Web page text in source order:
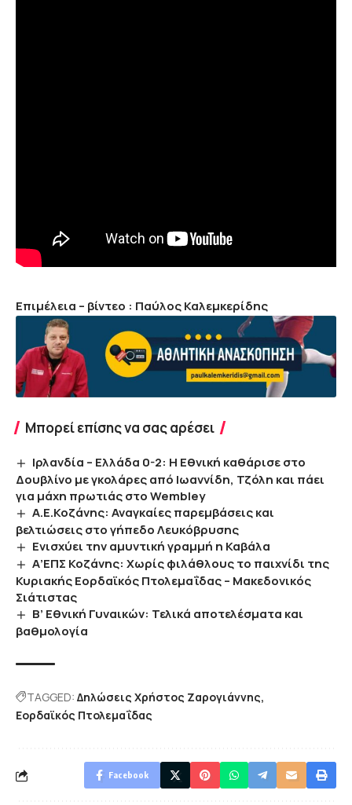
Επιμέλεια – βίντεο : Παύλος Καλεμκερίδης
Μπορεί επίσης να σας αρέσει
Ιρλανδία – Ελλάδα 0-2: Η Εθνική καθάρισε στο
Δουβλίνο με γκολάρες από Ιωαννίδη, Τζόλη και πάει
για μάχη πρωτιάς στο Wembley
Α.Ε.Κοζάνης: Αναγκαίες παρεμβάσεις και
βελτιώσεις στο γήπεδο Λευκόβρυσης
Ενισχύει την αμυντική γραμμή η Καβάλα
Α’ΕΠΣ Κοζάνης: Χωρίς φιλάθλους το παιχνίδι της
Κυριακής Εορδαϊκός Πτολεμαΐδας – Μακεδονικός
Σιάτιστας
Β’ Εθνική Γυναικών: Τελικά αποτελέσματα και
βαθμολογία
TAGGED: Δηλώσεις Χρήστος Ζαρογιάννης
Εορδαϊκός Πτολεμαΐδας
Facebook